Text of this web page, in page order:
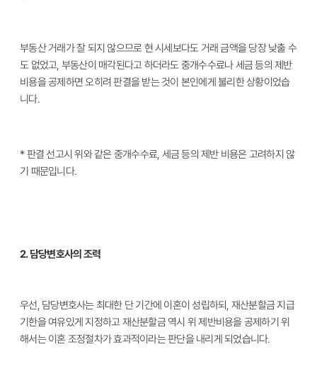
부동산 거래가 잘 되지 않으므로 현 시세보다도 거래 금액을 당장 낮출 수
도 없었고, 부동산이 매각된다고 하더라도 중개수수료나 세금 등의 제반
비용을 공제하면 오히려 판결을 받는 것이 본인에게 불리한 상황이었습
니다.
* 판결 선고시 위와 같은 중개수수료, 세금 등의 제반 비용은 고려하지 않
기 때문입니다.
2. 담당변호사의 조력
우선, 담당변호사는최대한 단 기간에 이혼이 성립하되, 재산분할금 지급
기한을 여유있게 지정하고 재산분할금 역시 위 제반비용을 공제하기 위
해서는 이혼 조정절차가 효과적이라는 판단을 내리게 되었습니다.